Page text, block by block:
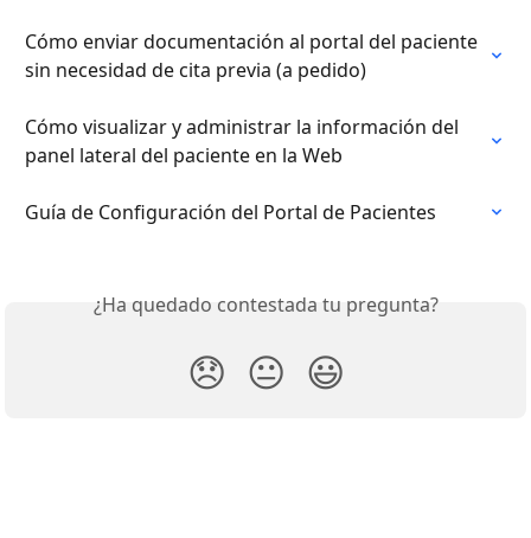
Cómo enviar documentación al portal del paciente
sin necesidad de cita previa (a pedido)
Cómo visualizar y administrar la información del
panel lateral del paciente en la Web
Guía de Configuración del Portal de Pacientes
¿Ha quedado contestada tu pregunta?
😞 😐 😃